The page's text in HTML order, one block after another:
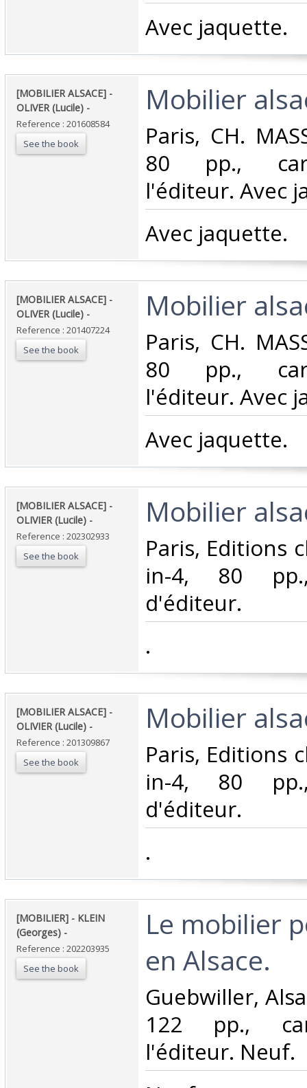
‎Avec jaquette.‎
‎[MOBILIER ALSACE] -
OLIVER (Lucile) - ‎
Reference : 201608584
See the book
‎Mobilier
‎Paris, CH.
80 pp.,
l'éditeur. Avec
‎Avec jaquette.‎
‎[MOBILIER ALSACE] -
OLIVER (Lucile) - ‎
Reference : 201407224
See the book
‎Mobilier
‎Paris, CH.
80 pp.,
l'éditeur. Avec
‎Avec jaquette.‎
‎[MOBILIER ALSACE] -
OLIVIER (Lucile) - ‎
Reference : 202302933
See the book
‎Mobilier
‎Paris, Editions
in-4, 80
d'éditeur.‎
‎.‎
‎[MOBILIER ALSACE] -
OLIVIER (Lucile) - ‎
Reference : 201309867
See the book
‎Mobilier
‎Paris, Editions
in-4, 80
d'éditeur.‎
‎.‎
‎[MOBILIER] - KLEIN
(Georges) - ‎
Reference : 202203935
See the book
‎Le mobilier
en Alsace. ‎
‎Guebwiller,
122 pp.,
l'éditeur. Neuf.‎